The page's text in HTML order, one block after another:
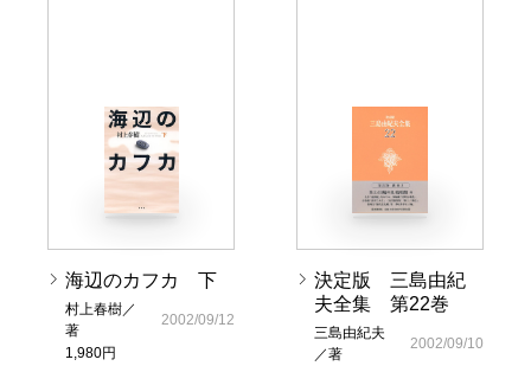
海辺のカフカ 下
村上春樹／
著
1,980円
2002/09/12
決定版 三島由紀
夫全集 第22巻
三島由紀夫
／著
2002/09/10